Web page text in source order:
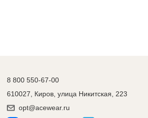
8 800 550-67-00
610027, Киров, улица Никитская, 223
opt@acewear.ru